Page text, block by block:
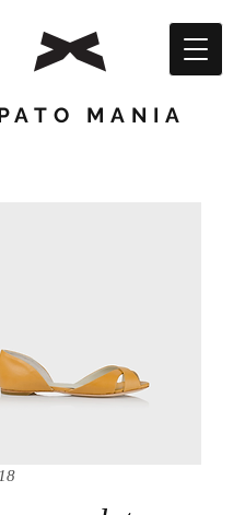
MANIA